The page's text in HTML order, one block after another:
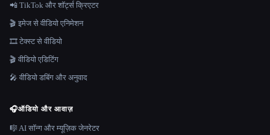
📲 TikTok और शॉर्ट्स क्रिएटर
🎬 इमेज से वीडियो एनिमेशन
🎞️ टेक्स्ट से वीडियो
🎬 वीडियो एडिटिंग
🎤 वीडियो डबिंग और अनुवाद
🎧ऑडियो और आवाज़
🎼 AI सॉन्ग और म्यूज़िक जेनरेटर